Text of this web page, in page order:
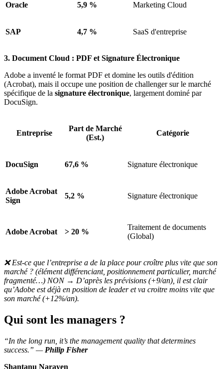
Oracle 5,9 % Marketing Cloud
SAP 4,7 % SaaS d'entreprise
3. Document Cloud : PDF et Signature Électronique
Adobe a inventé le format PDF et domine les outils d'édition
(Acrobat), mais il occupe une position de challenger sur le marché
spécifique de la signature électronique, largement dominé par
DocuSign.
Entreprise
Part de Marché
(Est.)
Catégorie
DocuSign 67,6 % Signature électronique
Adobe Acrobat
Sign
5,2 % Signature électronique
Adobe Acrobat > 20 %
Traitement de documents
(Global)
❌ Est-ce que l’entreprise a de la place pour croître plus vite que son
marché ? (élément différenciant, positionnement particulier, marché
fragmenté…) NON → D’après les prévisions (+9/an), il est clair
qu’Adobe est déjà en position de leader et va croitre moins vite que
son marché (+12%/an).
Qui sont les managers ?
“In the long run, it’s the management quality that determines
success.” — Philip Fisher
Shantanu Narayen